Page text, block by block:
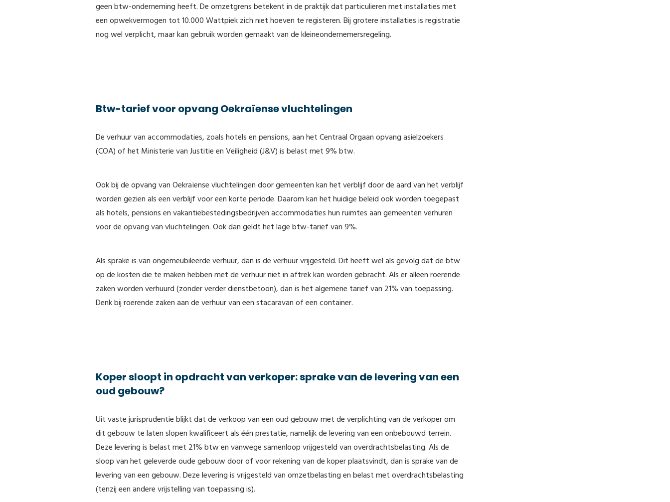
geen btw-onderneming heeft. De omzetgrens betekent in de praktijk dat particulieren met installaties met
een opwekvermogen tot 10.000 Wattpiek zich niet hoeven te registeren. Bij grotere installaties is registratie
nog wel verplicht, maar kan gebruik worden gemaakt van de kleineondernemersregeling.
Btw-tarief voor opvang Oekraïense vluchtelingen
De verhuur van accommodaties, zoals hotels en pensions, aan het Centraal Orgaan opvang asielzoekers
(COA) of het Ministerie van Justitie en Veiligheid (J&V) is belast met 9% btw.
Ook bij de opvang van Oekraïense vluchtelingen door gemeenten kan het verblijf door de aard van het verblijf
worden gezien als een verblijf voor een korte periode. Daarom kan het huidige beleid ook worden toegepast
als hotels, pensions en vakantiebestedingsbedrijven accommodaties hun ruimtes aan gemeenten verhuren
voor de opvang van vluchtelingen. Ook dan geldt het lage btw-tarief van 9%.
Als sprake is van ongemeubileerde verhuur, dan is de verhuur vrijgesteld. Dit heeft wel als gevolg dat de btw
op de kosten die te maken hebben met de verhuur niet in aftrek kan worden gebracht. Als er alleen roerende
zaken worden verhuurd (zonder verder dienstbetoon), dan is het algemene tarief van 21% van toepassing.
Denk bij roerende zaken aan de verhuur van een stacaravan of een container.
Koper sloopt in opdracht van verkoper: sprake van de levering van een
oud gebouw?
Uit vaste jurisprudentie blijkt dat de verkoop van een oud gebouw met de verplichting van de verkoper om
dit gebouw te laten slopen kwalificeert als één prestatie, namelijk de levering van een onbebouwd terrein.
Deze levering is belast met 21% btw en vanwege samenloop vrijgesteld van overdrachtsbelasting. Als de
sloop van het geleverde oude gebouw door of voor rekening van de koper plaatsvindt, dan is sprake van de
levering van een gebouw. Deze levering is vrijgesteld van omzetbelasting en belast met overdrachtsbelasting
(tenzij een andere vrijstelling van toepassing is).